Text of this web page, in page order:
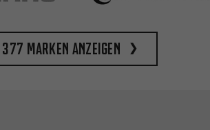
Marken anzeigen